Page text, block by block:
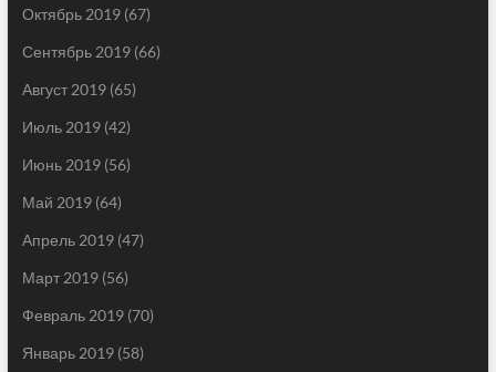
Октябрь 2019(67)
Сентябрь 2019(66)
Август 2019(65)
Июль 2019(42)
Июнь 2019(56)
Май 2019(64)
Апрель 2019(47)
Март 2019(56)
Февраль 2019(70)
Январь 2019(58)